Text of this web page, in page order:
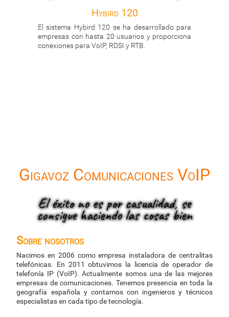
ha desarrollado para
usuarios y proporciona
N510 IP PRO
Centralita DECT VoIP para un máximo
extensiones y 4 conversaciones
Gigavoz Comunicaciones VoIP
El éxito no es por casualidad, se
consigue haciendo las cosas bien
Sobre nosotros
Nacimos en 2006 como empresa instaladora de centralitas
telefónicas. En 2011 obtuvimos la licencia de operador de
telefonía IP (VoIP). Actualmente somos una de las mejores
empresas de comunicaciones. Tenemos presencia en toda la
geografía española y contamos con ingenieros y técnicos
especialistas en cada tipo de tecnología.